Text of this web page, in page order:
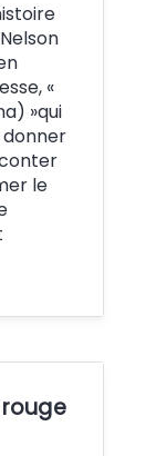
«
»qui
le
rouge